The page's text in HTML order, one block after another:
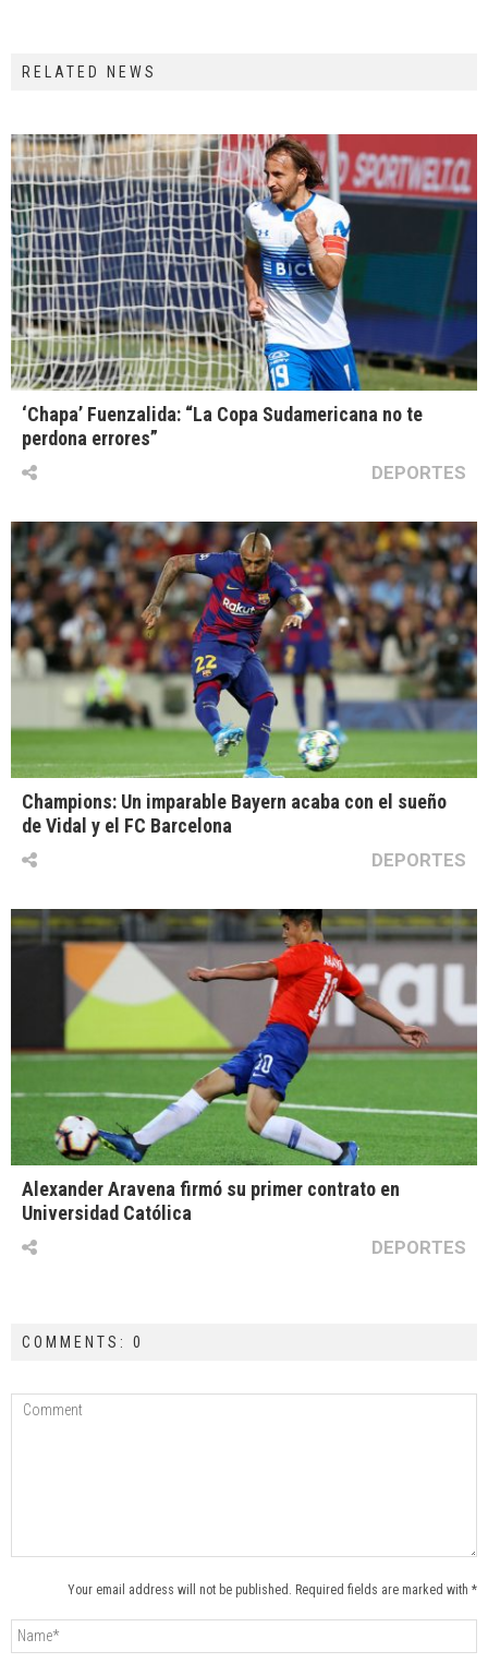
RELATED NEWS
‘Chapa’ Fuenzalida: “La Copa Sudamericana no te
perdona errores”
DEPORTES
Champions: Un imparable Bayern acaba con el sueño
de Vidal y el FC Barcelona
DEPORTES
Alexander Aravena firmó su primer contrato en
Universidad Católica
DEPORTES
COMMENTS: 0
Your email address will not be published. Required fields are marked with *